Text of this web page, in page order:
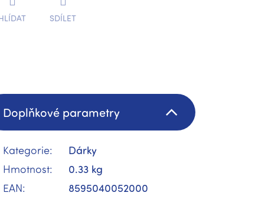
SDÍLET
Doplňkové parametry
Kategorie:
Dárky
Hmotnost:
0.33 kg
EAN:
8595040052000